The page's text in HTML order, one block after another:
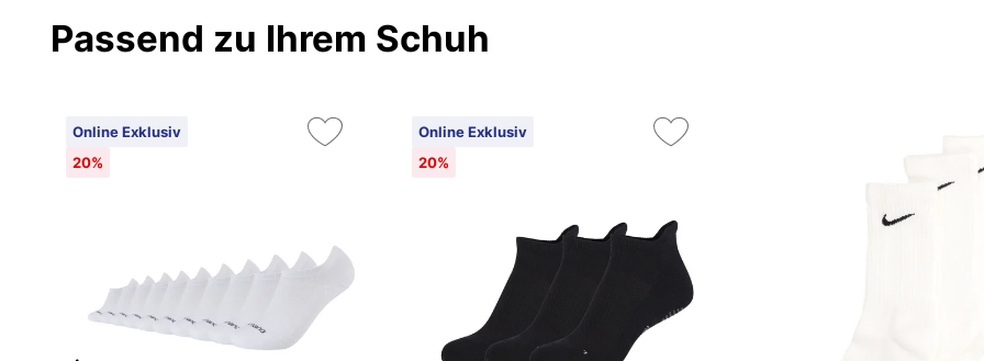
Passend zu Ihrem Schuh
Online Exklusiv
20%
Online Exklusiv
20%